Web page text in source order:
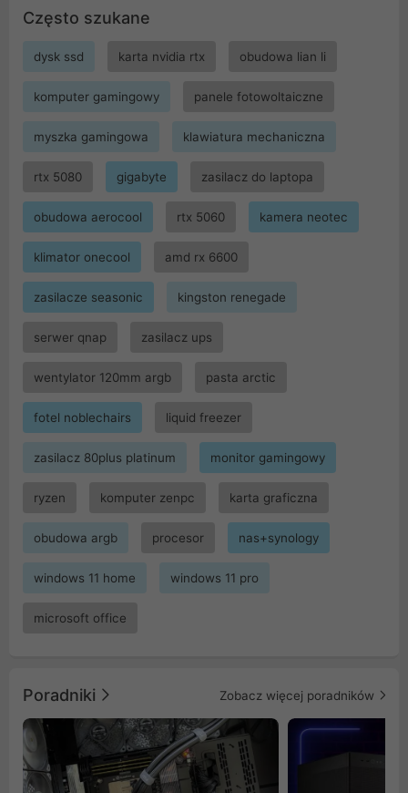
Często szukane
dysk ssd karta nvidia rtx obudowa lian li
komputer gamingowy panele fotowoltaiczne
myszka gamingowa klawiatura mechaniczna
rtx 5080 gigabyte zasilacz do laptopa
obudowa aerocool rtx 5060 kamera neotec
klimator onecool amd rx 6600
zasilacze seasonic kingston renegade
serwer qnap zasilacz ups
wentylator 120mm argb pasta arctic
fotel noblechairs liquid freezer
zasilacz 80plus platinum monitor gamingowy
ryzen komputer zenpc karta graficzna
obudowa argb procesor nas+synology
windows 11 home windows 11 pro
microsoft office
Poradniki Zobacz więcej poradników